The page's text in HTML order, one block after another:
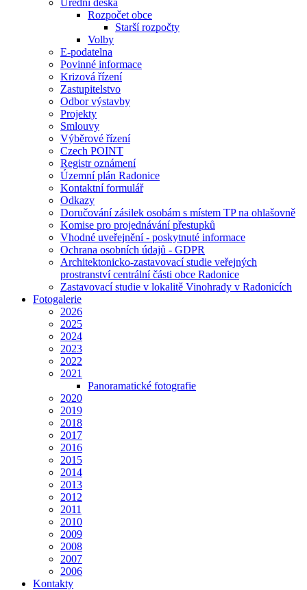
Úřední deska
Rozpočet obce
Starší rozpočty
Volby
E-podatelna
Povinné informace
Krizová řízení
Zastupitelstvo
Odbor výstavby
Projekty
Smlouvy
Výběrové řízení
Czech POINT
Registr oznámení
Územní plán Radonice
Kontaktní formulář
Odkazy
Doručování zásilek osobám s místem TP na ohlašovně
Komise pro projednávání přestupků
Vhodné uveřejnění - poskytnuté informace
Ochrana osobních údajů - GDPR
Architektonicko-zastavovací studie veřejných
prostranství centrální části obce Radonice
Zastavovací studie v lokalitě Vinohrady v Radonicích
Fotogalerie
2026
2025
2024
2023
2022
2021
Panoramatické fotografie
2020
2019
2018
2017
2016
2015
2014
2013
2012
2011
2010
2009
2008
2007
2006
Kontakty